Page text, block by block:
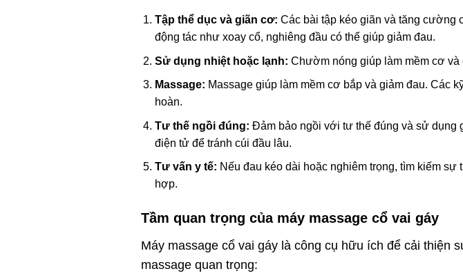
Tập thể dục và giãn cơ: Các bài tập kéo giãn và tăng cường
động tác như xoay cổ, nghiêng đầu có thể giúp giảm đau.
Sử dụng nhiệt hoặc lạnh: Chườm nóng giúp làm mềm cơ
Massage: Massage giúp làm mềm cơ bắp và giảm đau. Các
hoàn.
Tư thế ngồi đúng: Đảm bảo ngồi với tư thế đúng và sử dụng
điện tử để tránh cúi đầu lâu.
Tư vấn y tế: Nếu đau kéo dài hoặc nghiêm trọng, tìm kiếm
hợp.
Tầm quan trọng của máy massage cổ vai gáy
Máy massage cổ vai gáy là công cụ hữu ích để cải thiện
massage quan trọng: